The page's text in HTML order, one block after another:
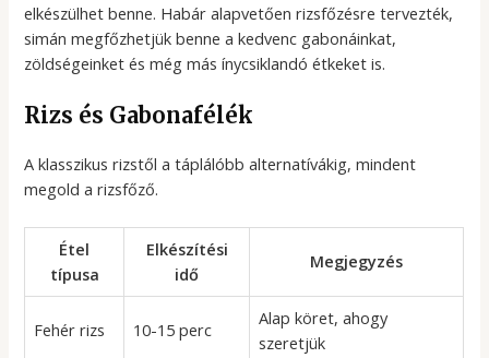
elkészülhet benne. Habár alapvetően rizsfőzésre tervezték,
simán megfőzhetjük benne a kedvenc gabonáinkat,
zöldségeinket és még más ínycsiklandó étkeket is.
Rizs és Gabonafélék
A klasszikus rizstől a táplálóbb alternatívákig, mindent
megold a rizsfőző.
Étel
típusa
Elkészítési
idő
Megjegyzés
Fehér rizs 10-15 perc
Alap köret, ahogy
szeretjük